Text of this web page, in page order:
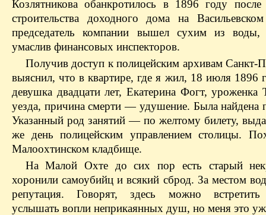
Козлятникова обанкротилось в 1896 году после
строительства доходного дома на
председатель компании вышел сухим из
умаслив финансовых инспекторов.
Получив доступ к полицейским архивам Санкт-
выяснил, что в квартире, где я жил, 18 июля 1896
девушка двадцати лет, Екатерина Фогт, уроженка
уезда, причина смерти — удушение. Была найдена
Указанный род занятий — по желтому билету,
же день полицейским управлением столицы.
Малоохтинском кладбище.
На Малой Охте до сих пор есть старый
хоронили самоубийц и всякий сброд. За местом
репутация. Говорят, здесь можно встретить
услышать вопли неприкаянных душ, но меня это